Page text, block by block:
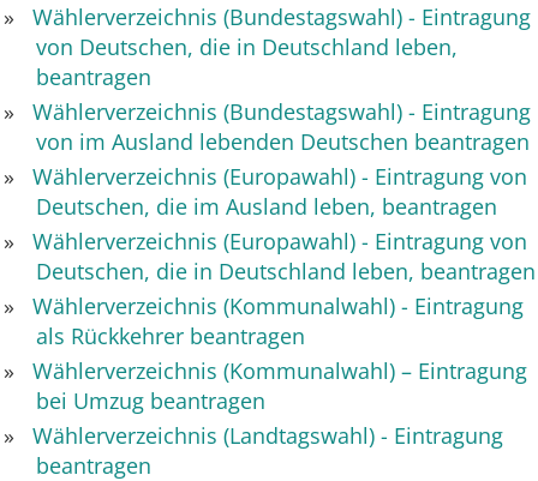
Wählerverzeichnis (Bundestagswahl) - Eintragung
von Deutschen, die in Deutschland leben,
beantragen
Wählerverzeichnis (Bundestagswahl) - Eintragung
von im Ausland lebenden Deutschen beantragen
Wählerverzeichnis (Europawahl) - Eintragung von
Deutschen, die im Ausland leben, beantragen
Wählerverzeichnis (Europawahl) - Eintragung von
Deutschen, die in Deutschland leben, beantragen
Wählerverzeichnis (Kommunalwahl) - Eintragung
als Rückkehrer beantragen
Wählerverzeichnis (Kommunalwahl) – Eintragung
bei Umzug beantragen
Wählerverzeichnis (Landtagswahl) - Eintragung
beantragen